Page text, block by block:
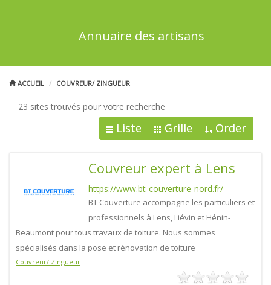
Annuaire des artisans
ACCUEIL COUVREUR/ ZINGUEUR
23 sites trouvés pour votre recherche
Liste Grille Order
Couvreur expert à Lens
https://www.bt-couverture-nord.fr/
BT Couverture accompagne les particuliers et
professionnels à Lens, Liévin et Hénin-
Beaumont pour tous travaux de toiture. Nous sommes
spécialisés dans la pose et rénovation de toiture
Couvreur/ Zingueur